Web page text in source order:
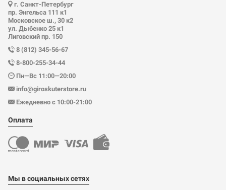
г. Санкт-Петербург
пр. Энгельса 111 к1
Московское ш., 30 к2
ул. Дыбенко 25 к1
Лиговский пр. 150
8 (812) 345-56-67
8-800-255-34-44
Пн—Вс 11:00—20:00
info@giroskuterstore.ru
Ежедневно с 10:00-21:00
Оплата
Мы в социальных сетях